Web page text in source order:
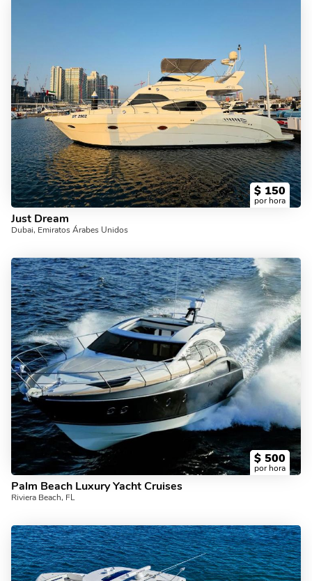
$ 150
por hora
Just Dream
Dubai, Emiratos Árabes Unidos
$ 500
por hora
Palm Beach Luxury Yacht Cruises
Riviera Beach, FL